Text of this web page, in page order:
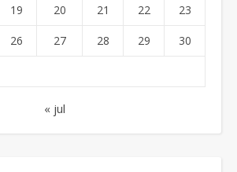
19 20 21 22 23
26 27 28 29 30
« jul